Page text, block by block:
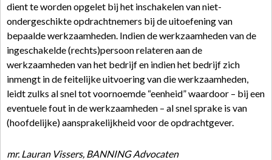
dient te worden opgelet bij het inschakelen van niet-
ondergeschikte opdrachtnemers bij de uitoefening van
bepaalde werkzaamheden. Indien de werkzaamheden van de
ingeschakelde (rechts)persoon relateren aan de
werkzaamheden van het bedrijf en indien het bedrijf zich
inmengt in de feitelijke uitvoering van die werkzaamheden,
leidt zulks al snel tot voornoemde “eenheid” waardoor – bij een
eventuele fout in de werkzaamheden – al snel sprake is van
(hoofdelijke) aansprakelijkheid voor de opdrachtgever.
mr. Lauran Vissers, BANNING Advocaten